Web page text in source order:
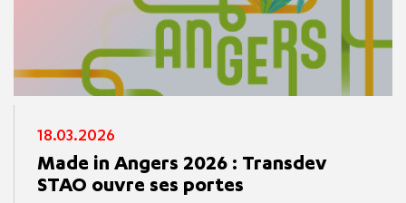
18.03.2026
Made in Angers 2026 : Transdev
STAO ouvre ses portes